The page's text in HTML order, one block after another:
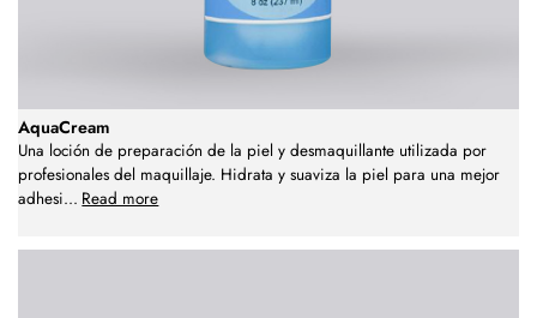
AquaCream
Una loción de preparación de la piel y desmaquillante utilizada por
profesionales del maquillaje. Hidrata y suaviza la piel para una mejor
adhesi... Read more